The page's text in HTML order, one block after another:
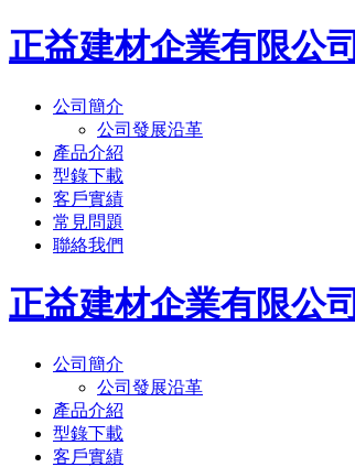
正益建材企業有限公司
公司簡介
公司發展沿革
產品介紹
型錄下載
客戶實績
常見問題
聯絡我們
正益建材企業有限公司
公司簡介
公司發展沿革
產品介紹
型錄下載
客戶實績